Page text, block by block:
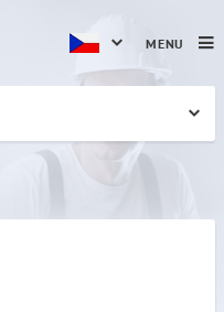
MENU